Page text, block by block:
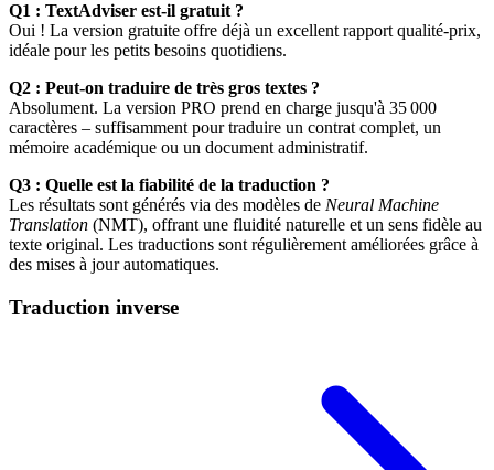
Q1 : TextAdviser est-il gratuit ?
Oui ! La version gratuite offre déjà un excellent rapport qualité-prix,
idéale pour les petits besoins quotidiens.
Q2 : Peut-on traduire de très gros textes ?
Absolument. La version PRO prend en charge jusqu'à 35 000
caractères – suffisamment pour traduire un contrat complet, un
mémoire académique ou un document administratif.
Q3 : Quelle est la fiabilité de la traduction ?
Les résultats sont générés via des modèles de Neural Machine
Translation (NMT), offrant une fluidité naturelle et un sens fidèle au
texte original. Les traductions sont régulièrement améliorées grâce à
des mises à jour automatiques.
Traduction inverse